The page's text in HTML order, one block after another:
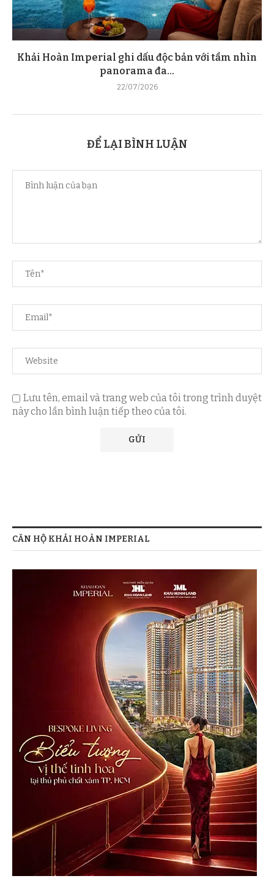
Khải Hoàn Imperial ghi dấu độc bản với tầm nhìn
panorama đa...
22/07/2026
ĐỂ LẠI BÌNH LUẬN
Lưu tên, email và trang web của tôi trong trình duyệt
này cho lần bình luận tiếp theo của tôi.
CĂN HỘ KHẢI HOÀN IMPERIAL